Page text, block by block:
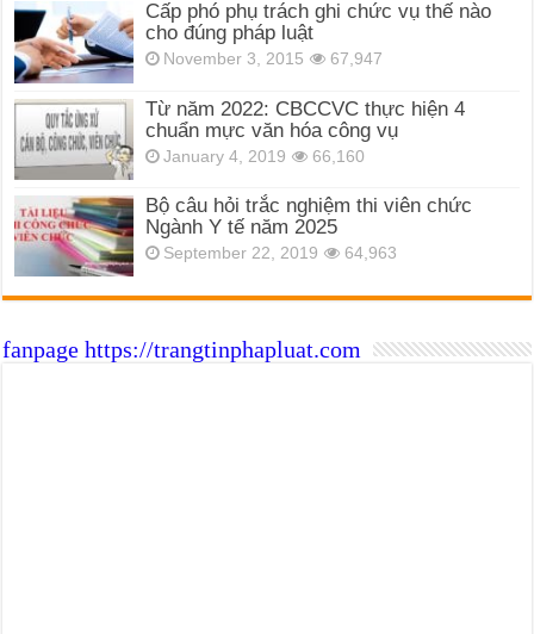
Cấp phó phụ trách ghi chức vụ thế nào
cho đúng pháp luật
November 3, 2015 67,947
Từ năm 2022: CBCCVC thực hiện 4
chuẩn mực văn hóa công vụ
January 4, 2019 66,160
Bộ câu hỏi trắc nghiệm thi viên chức
Ngành Y tế năm 2025
September 22, 2019 64,963
fanpage https://trangtinphapluat.com